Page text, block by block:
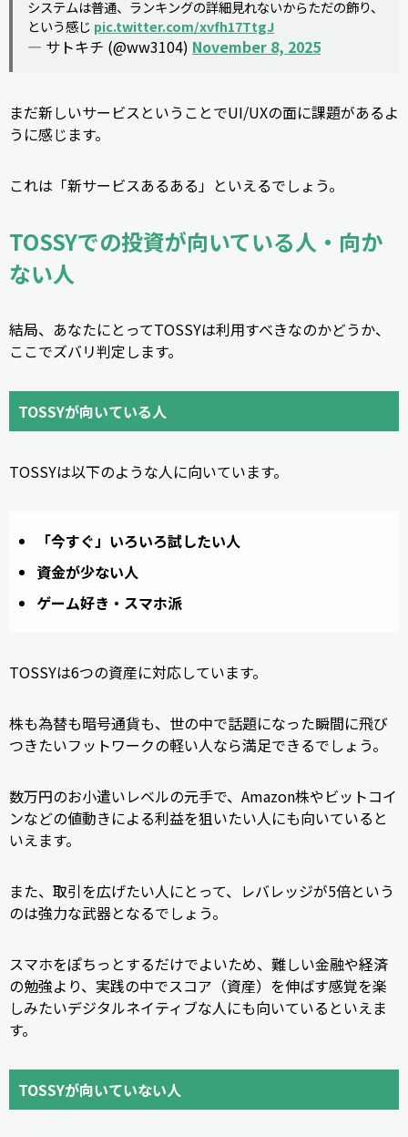
システムは普通、ランキングの詳細見れないからただの飾り、
という感じ pic.twitter.com/xvfh17TtgJ
— サトキチ (@ww3104) November 8, 2025
まだ新しいサービスということでUI/UXの面に課題があるよ
うに感じます。
これは「新サービスあるある」といえるでしょう。
TOSSYでの投資が向いている人・向か
ない人
結局、あなたにとってTOSSYは利用すべきなのかどうか、
ここでズバリ判定します。
TOSSYが向いている人
TOSSYは以下のような人に向いています。
「今すぐ」いろいろ試したい人
資金が少ない人
ゲーム好き・スマホ派
TOSSYは6つの資産に対応しています。
株も為替も暗号通貨も、世の中で話題になった瞬間に飛び
つきたいフットワークの軽い人なら満足できるでしょう。
数万円のお小遣いレベルの元手で、Amazon株やビットコイ
ンなどの値動きによる利益を狙いたい人にも向いていると
いえます。
また、取引を広げたい人にとって、レバレッジが5倍という
のは強力な武器となるでしょう。
スマホをぽちっとするだけでよいため、難しい金融や経済
の勉強より、実践の中でスコア（資産）を伸ばす感覚を楽
しみたいデジタルネイティブな人にも向いているといえま
す。
TOSSYが向いていない人